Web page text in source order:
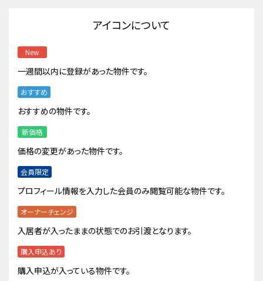
アイコンについて
New
一週間以内に登録があった物件です。
おすすめ
おすすめの物件です。
新価格
価格の変更があった物件です。
会員限定
プロフィール情報を入力した会員のみ閲覧可能な物件です。
オーナーチェンジ
入居者が入ったままの状態でのお引渡となります。
購入申込あり
購入申込が入っている物件です。